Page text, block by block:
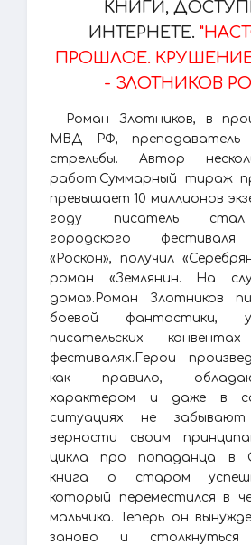
КНИГИ,
ИНТЕРНЕТЕ.
ПРОШЛОЕ.
- ЗЛОТНИКОВ
Роман Злотников, в
МВД РФ, преподаватель
стрельбы. Автор
работ.Суммарный тираж
превышает 10 миллионов
году писатель стал
городского
«Роскон», получил
роман «Землянин. На
дома».Роман Злотников
боевой фантастики,
писательских
фестивалях.Герои
как правило,
характером и даже в
ситуациях не
верности своим
цикла про попаданца в
книга о старом
который переместился в
мальчика. Теперь он
заново и